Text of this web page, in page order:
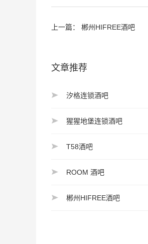
上一篇： 郴州HIFREE酒吧
文章推荐
汐格连锁酒吧
猩猩地堡连锁酒吧
T58酒吧
ROOM 酒吧
郴州HIFREE酒吧